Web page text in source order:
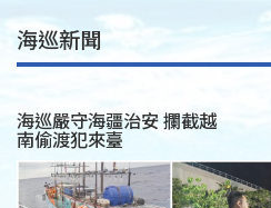
海巡新聞
海巡嚴守海疆治安 攔截越
南偷渡犯來臺